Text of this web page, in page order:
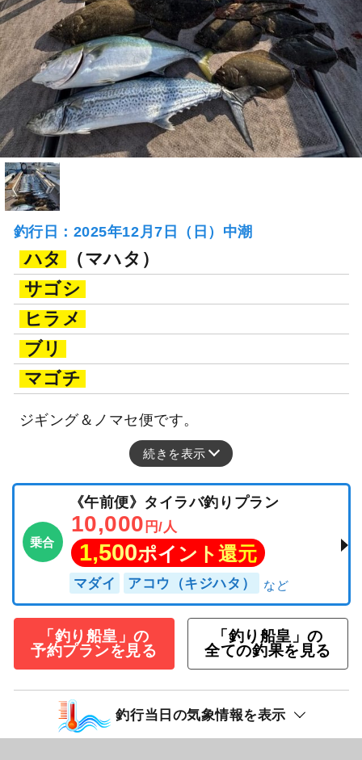
釣行日：2025年12月7日（日）中潮
ハタ
（マハタ）
サゴシ
ヒラメ
ブリ
マゴチ
ジギング＆ノマセ便です。
続きを表示
乗合
《午前便》タイラバ釣りプラン
10,000 円/人
1,500ポイント還元
マダイ アコウ（キジハタ）
「釣り船皇」の
予約プランを見る
「釣り船皇」の
全ての釣果を見る
釣行当日の気象情報を表示